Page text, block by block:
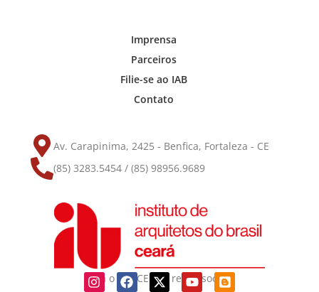
Siga o IAB-CE nas redes sociais
Imprensa
Parceiros
Filie-se ao IAB
Contato
Av. Carapinima, 2425 - Benfica, Fortaleza - CE
(85) 3283.5454 / (85) 98956.9689